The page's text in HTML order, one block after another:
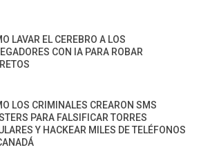
LAVAR EL CEREBRO A LOS
CON IA PARA ROBAR
LOS CRIMINALES CREARON SMS
PARA FALSIFICAR TORRES
Y HACKEAR MILES DE TELÉFONOS